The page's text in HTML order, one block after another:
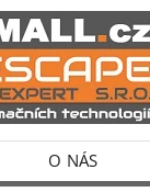
O NÁS